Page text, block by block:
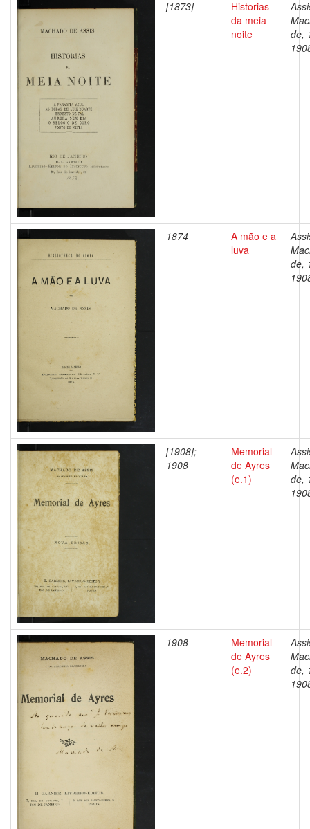
[1873]
Historias
da meia
noite
de,
1874
A mão e a
luva
de,
[1908];
1908
Memorial
de Ayres
(e.1)
de,
1908
Memorial
de Ayres
(e.2)
de,